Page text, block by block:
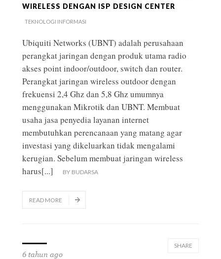
WIRELESS DENGAN ISP DESIGN CENTER
TEKNOLOGI INFORMASI
Ubiquiti Networks (UBNT) adalah perusahaan
perangkat jaringan dengan produk utama radio
akses point indoor/outdoor, switch dan router.
Perangkat jaringan wireless outdoor dengan
frekuensi 2,4 Ghz dan 5,8 Ghz umumnya
menggunakan Mikrotik dan UBNT. Membuat
usaha jasa penyedia layanan internet
membutuhkan perencanaan yang matang agar
investasi yang dikeluarkan tidak mengalami
kerugian. Sebelum membuat jaringan wireless
harus[...] BY BUDARSA
READ MORE
6 tahun ago
SHARE